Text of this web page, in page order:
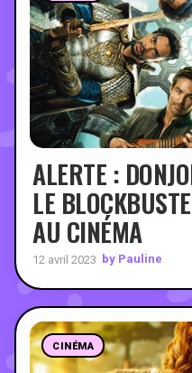
ALERTE :
LE
AU CINÉMA
12 avril 2023 by Pauline
CINÉMA